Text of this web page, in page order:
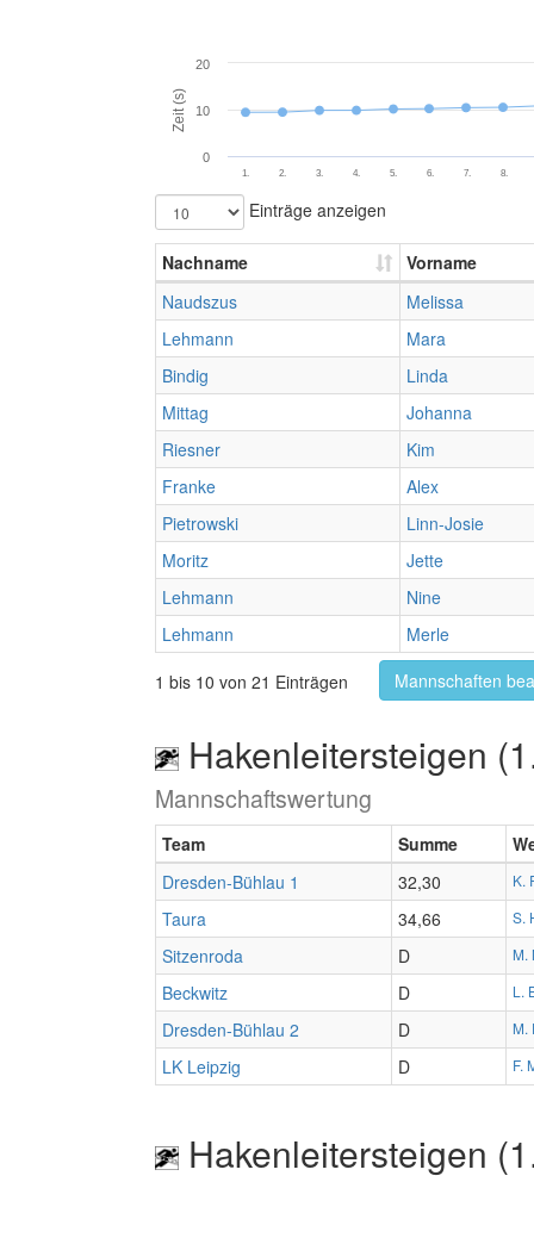
Zeit (s)
1. 2. 3. 4. 5. 6. 7. 8.
0
10
20
Einträge anzeigen
Nachname
Vorname
Naudszus
Melissa
Lehmann
Mara
Bindig
Linda
Mittag
Johanna
Riesner
Kim
Franke
Alex
Pietrowski
Linn-Josie
Moritz
Jette
Lehmann
Nine
Lehmann
Merle
1 bis 10 von 21 Einträgen
Mannschaften
Hakenleitersteigen
Mannschaftswertung
Team Summe
Dresden-Bühlau 1
32,30 K.
Taura 34,66 S.
Sitzenroda D M.
Beckwitz D L.
Dresden-Bühlau 2 D M.
LK Leipzig D F.
Hakenleitersteigen